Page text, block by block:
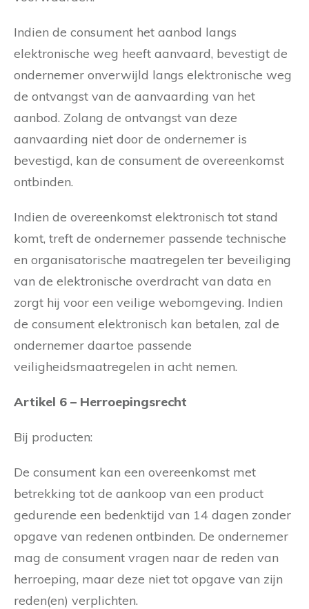
Indien de consument het aanbod langs
elektronische weg heeft aanvaard, bevestigt de
ondernemer onverwijld langs elektronische weg
de ontvangst van de aanvaarding van het
aanbod. Zolang de ontvangst van deze
aanvaarding niet door de ondernemer is
bevestigd, kan de consument de overeenkomst
ontbinden.
Indien de overeenkomst elektronisch tot stand
komt, treft de ondernemer passende technische
en organisatorische maatregelen ter beveiliging
van de elektronische overdracht van data en
zorgt hij voor een veilige webomgeving. Indien
de consument elektronisch kan betalen, zal de
ondernemer daartoe passende
veiligheidsmaatregelen in acht nemen.
Artikel 6 – Herroepingsrecht
Bij producten:
De consument kan een overeenkomst met
betrekking tot de aankoop van een product
gedurende een bedenktijd van 14 dagen zonder
opgave van redenen ontbinden. De ondernemer
mag de consument vragen naar de reden van
herroeping, maar deze niet tot opgave van zijn
reden(en) verplichten.